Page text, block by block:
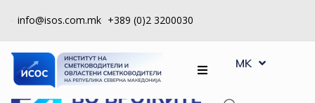
info@isos.com.mk +389 (0)2 3200030
ЗА
НАС
MK
SQ